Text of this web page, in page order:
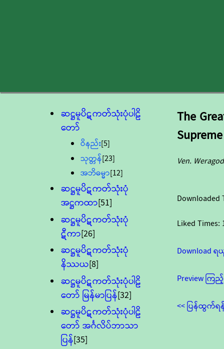
ဆဋ္ဌမူပိဋကတ်သုံးပုံပါဠိ
တော်
ဝိနည်း[5]
သုတ္တန်[23]
အဘိဓမ္မာ[12]
ဆဋ္ဌမူပိဋကတ်သုံးပုံ
အဋ္ဌကထာ[51]
ဆဋ္ဌမူပိဋကတ်သုံးပုံ
ဋီကာ[26]
ဆဋ္ဌမူပိဋကတ်သုံးပုံ
နိဿယ[8]
ဆဋ္ဌမူပိဋကတ်သုံးပုံပါဠိ
တော် မြန်မာပြန်[32]
ဆဋ္ဌမူပိဋကတ်သုံးပုံပါဠိ
တော် အင်္ဂလိပ်ဘာသာ
ပြန်[35]
The
Ven.
Downloaded
Liked Times:
Download
Preview ကြ
<< ပြန်ထွက်ရ